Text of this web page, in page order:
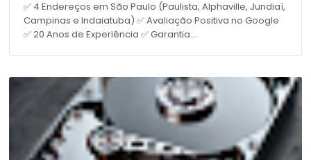
✅ 4 Endereços em São Paulo (Paulista, Alphaville, Jundiaí,
Campinas e Indaiatuba) ✅ Avaliação Positiva no Google
✅ 20 Anos de Experiência ✅ Garantia…